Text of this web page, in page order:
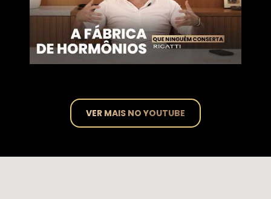
VER MAIS NO YOUTUBE